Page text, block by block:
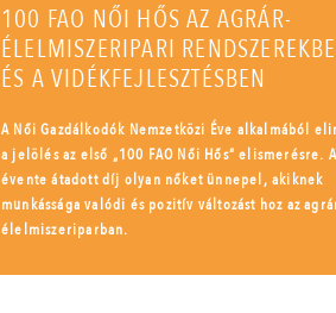
100 FAO NŐI HŐS AZ AGRÁR-
ÉLELMISZERIPARI
ÉS A VIDÉKFEJLESZTÉSBEN
A Női Gazdálkodók Nemzetközi Éve alkalmából
a jelölés az első „100 FAO Női Hős” elismerésre.
évente átadott díj olyan nőket ünnepel, akiknek
munkássága valódi és pozitív változást hoz az
élelmiszeriparban.